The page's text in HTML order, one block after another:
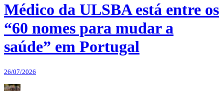
Médico da ULSBA está entre os
“60 nomes para mudar a
saúde” em Portugal
26/07/2026